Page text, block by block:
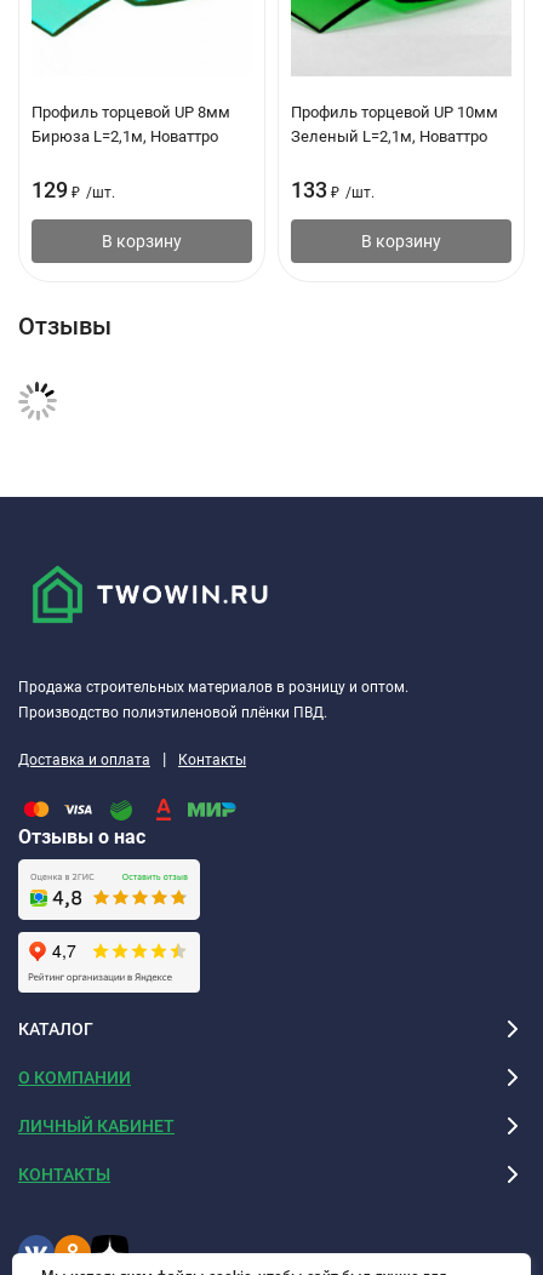
Профиль торцевой UP 8мм
Бирюза L=2,1м, Новаттро
129 ₽ /шт.
В корзину
Профиль торцевой UP 10мм
Зеленый L=2,1м, Новаттро
133 ₽ /шт.
В корзину
Отзывы
Продажа строительных материалов в розницу и оптом.
Производство полиэтиленовой плёнки ПВД.
Доставка и оплата | Контакты
Отзывы о нас
КАТАЛОГ
О КОМПАНИИ
ЛИЧНЫЙ КАБИНЕТ
КОНТАКТЫ